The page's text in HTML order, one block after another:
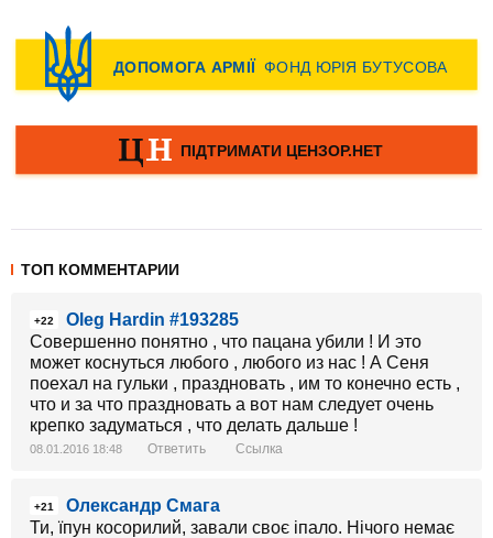
ТОП КОММЕНТАРИИ
+22
Oleg Hardin #193285
Совершенно понятно , что пацана убили ! И это
может коснуться любого , любого из нас ! А Сеня
поехал на гульки , праздновать , им то конечно есть ,
что и за что праздновать а вот нам следует очень
крепко задуматься , что делать дальше !
08.01.2016 18:48 Ответить Ссылка
+21
Олександр Смага
Ти, їпун косорилий, завали своє іпало. Нічого немає